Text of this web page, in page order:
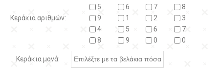
Κεράκια αριθμών:
5
6 7
8
9
1 2
3
4
5 6
7
8
9 0 0
Κεράκια μονά: